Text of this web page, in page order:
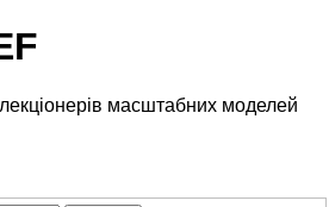
масштабних моделей